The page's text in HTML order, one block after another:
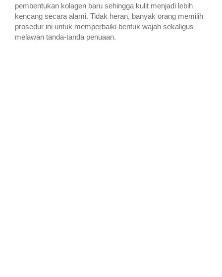
pembentukan kolagen baru sehingga kulit menjadi lebih
kencang secara alami. Tidak heran, banyak orang memilih
prosedur ini untuk memperbaiki bentuk wajah sekaligus
melawan tanda-tanda penuaan.